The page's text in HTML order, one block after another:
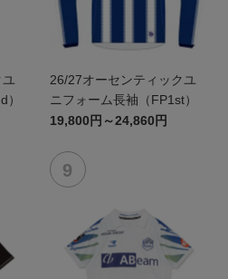
26/27オーセンティックユ
ニフォーム長袖（FP1st）
19,800円～24,860円